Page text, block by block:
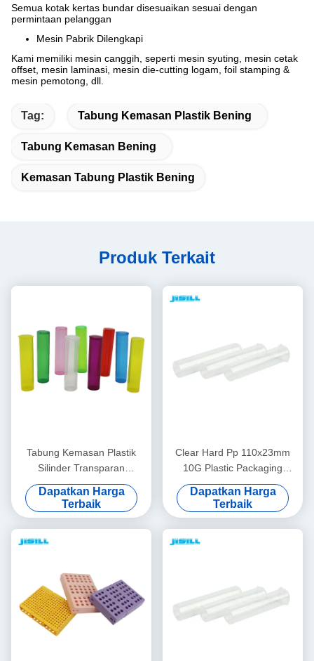
Semua kotak kertas bundar disesuaikan sesuai dengan
permintaan pelanggan
Mesin Pabrik Dilengkapi
Kami memiliki mesin canggih, seperti mesin syuting, mesin cetak
offset, mesin laminasi, mesin die-cutting logam, foil stamping &
mesin pemotong, dll.
Tag: Tabung Kemasan Plastik Bening
Tabung Kemasan Bening
Kemasan Tabung Plastik Bening
Produk Terkait
Tabung Kemasan Plastik
Silinder Transparan
85x23mm 8g
Dapatkan Harga
Terbaik
Clear Hard Pp 110x23mm
10G Plastic Packaging
Tubes
Dapatkan Harga
Terbaik